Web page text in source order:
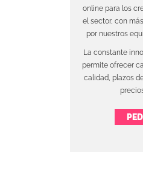
online para los
el sector, con
por nuestros
La constante
permite ofrecer
calidad, plazos